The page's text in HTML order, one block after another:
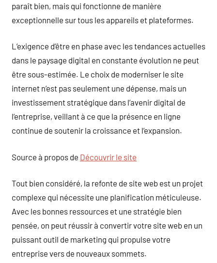
paraît bien, mais qui fonctionne de manière
exceptionnelle sur tous les appareils et plateformes.
L’exigence d’être en phase avec les tendances actuelles
dans le paysage digital en constante évolution ne peut
être sous-estimée. Le choix de moderniser le site
internet n’est pas seulement une dépense, mais un
investissement stratégique dans l’avenir digital de
l’entreprise, veillant à ce que la présence en ligne
continue de soutenir la croissance et l’expansion.
Source à propos de Découvrir le site
Tout bien considéré, la refonte de site web est un projet
complexe qui nécessite une planification méticuleuse.
Avec les bonnes ressources et une stratégie bien
pensée, on peut réussir à convertir votre site web en un
puissant outil de marketing qui propulse votre
entreprise vers de nouveaux sommets.